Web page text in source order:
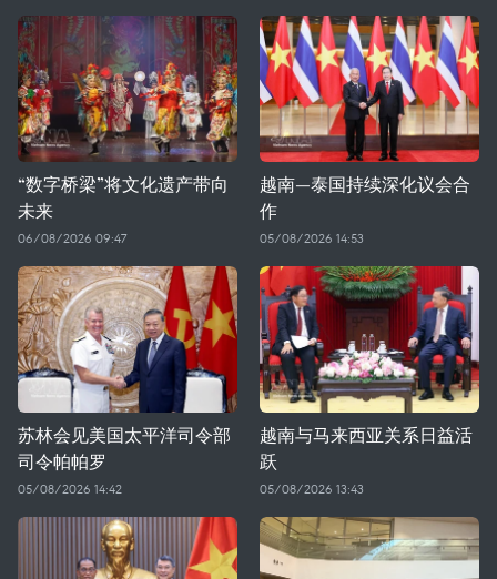
“数字桥梁”将文化遗产带向
未来
06/08/2026 09:47
越南—泰国持续深化议会合
作
05/08/2026 14:53
苏林会见美国太平洋司令部
司令帕帕罗
05/08/2026 14:42
越南与马来西亚关系日益活
跃
05/08/2026 13:43